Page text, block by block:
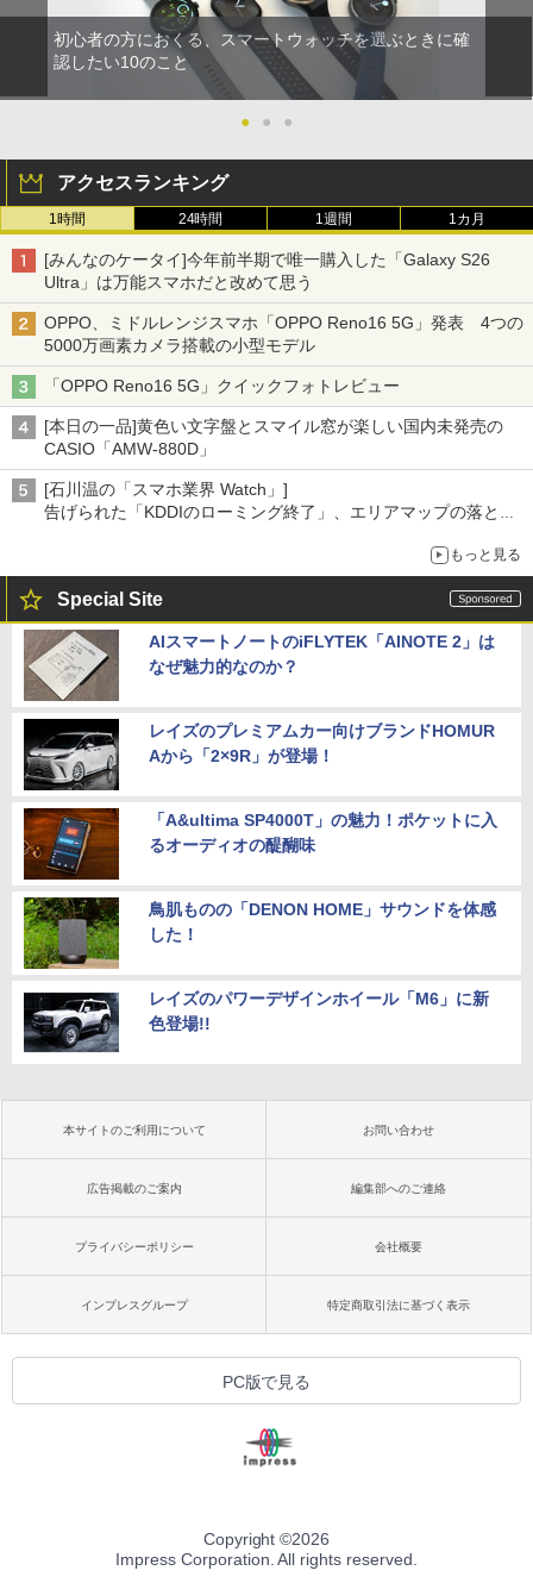
初心者の方におくる、スマートウォッチを選ぶときに確
認したい10のこと
● ● ●
アクセスランキング
1時間 24時間 1週間 1カ月
[みんなのケータイ]今年前半期で唯一購入した「Galaxy S26
Ultra」は万能スマホだと改めて思う
OPPO、ミドルレンジスマホ「OPPO Reno16 5G」発表 4つの
5000万画素カメラ搭載の小型モデル
「OPPO Reno16 5G」クイックフォトレビュー
[本日の一品]黄色い文字盤とスマイル窓が楽しい国内未発売の
CASIO「AMW-880D」
[石川温の「スマホ業界 Watch」]
告げられた「KDDIのローミング終了」、エリアマップの落とし
もっと見る
Special Site
AIスマートノートのiFLYTEK「AINOTE 2」は
なぜ魅力的なのか？
レイズのプレミアムカー向けブランドHOMUR
Aから「2×9R」が登場！
「A&ultima SP4000T」の魅力！ポケットに入
るオーディオの醍醐味
鳥肌ものの「DENON HOME」サウンドを体感
した！
レイズのパワーデザインホイール「M6」に新
色登場!!
本サイトのご利用について お問い合わせ
広告掲載のご案内 編集部へのご連絡
プライバシーポリシー 会社概要
インプレスグループ 特定商取引法に基づく表示
PC版で見る
Copyright ©2026
Impress Corporation. All rights reserved.